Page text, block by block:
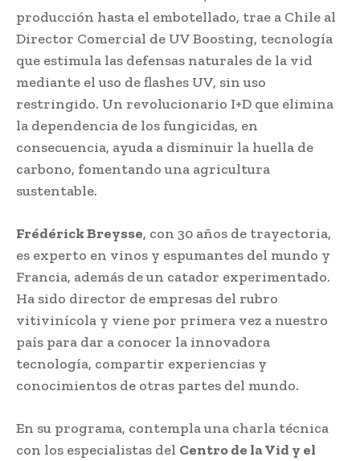
producción hasta el embotellado, trae a Chile al
Director Comercial de UV Boosting, tecnología
que estimula las defensas naturales de la vid
mediante el uso de flashes UV, sin uso
restringido. Un revolucionario I+D que elimina
la dependencia de los fungicidas, en
consecuencia, ayuda a disminuir la huella de
carbono, fomentando una agricultura
sustentable.
Frédérick Breysse, con 30 años de trayectoria,
es experto en vinos y espumantes del mundo y
Francia, además de un catador experimentado.
Ha sido director de empresas del rubro
vitivinícola y viene por primera vez a nuestro
país para dar a conocer la innovadora
tecnología, compartir experiencias y
conocimientos de otras partes del mundo.
En su programa, contempla una charla técnica
con los especialistas del Centro de la Vid y el